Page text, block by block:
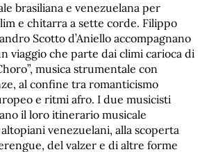
brasiliana e venezuelana per
e chitarra a sette corde. Filippo
Scotto d’Aniello accompagnano
viaggio che parte dai climi carioca di
musica strumentale con
al confine tra romanticismo
e ritmi afro. I due musicisti
il loro itinerario musicale
venezuelani, alla scoperta
del valzer e di altre forme